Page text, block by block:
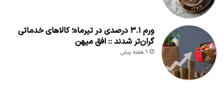
ورم ۳.۱ درصدی در تیرماه؛ کالاهای خدماتی
گران‌تر شدند :: افق میهن
1 هفته پیش